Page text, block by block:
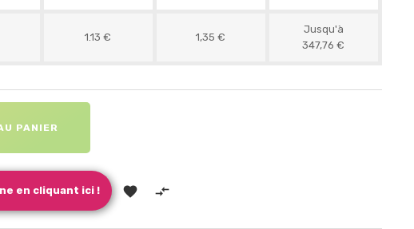
1.13 € 1,35 €
Jusqu'à
347,76 €
PANIER
en cliquant ici !  